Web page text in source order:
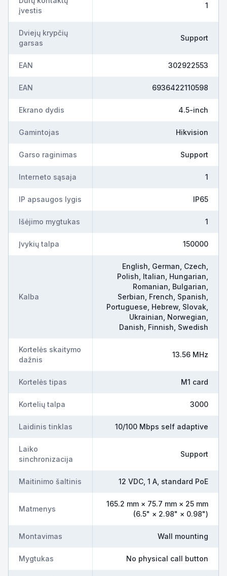
įvestis
1
Dviejų krypčių
garsas
Support
EAN 302922553
EAN 6936422110598
Ekrano dydis 4.5-inch
Gamintojas Hikvision
Garso raginimas Support
Interneto sąsaja 1
IP apsaugos lygis IP65
Išėjimo mygtukas 1
Įvykių talpa 150000
Kalba
English, German, Czech,
Polish, Italian, Hungarian,
Romanian, Bulgarian,
Serbian, French, Spanish,
Portuguese, Hebrew, Slovak,
Ukrainian, Norwegian,
Danish, Finnish, Swedish
Kortelės skaitymo
dažnis
13.56 MHz
Kortelės tipas M1 card
Kortelių talpa 3000
Laidinis tinklas 10/100 Mbps self adaptive
Laiko
sinchronizacija
Support
Maitinimo šaltinis 12 VDC, 1 A, standard PoE
Matmenys
165.2 mm × 75.7 mm × 25 mm
(6.5" × 2.98" × 0.98")
Montavimas Wall mounting
Mygtukas No physical call button